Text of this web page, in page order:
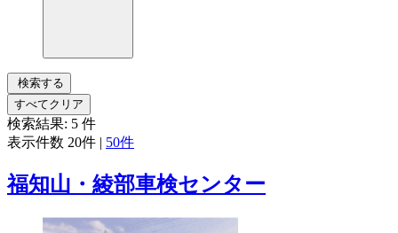
検索する
すべてクリア
検索結果: 5 件
表示件数 20件 | 50件
福知山・綾部車検センター